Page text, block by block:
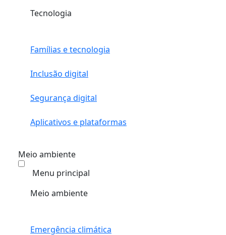
Tecnologia
Famílias e tecnologia
Inclusão digital
Segurança digital
Aplicativos e plataformas
Meio ambiente
Menu principal
Meio ambiente
Emergência climática